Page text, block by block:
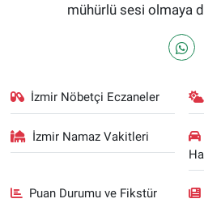
mühürlü sesi olmaya
İzmir Nöbetçi Eczaneler
İzmir Namaz Vakitleri
Puan Durumu ve Fikstür